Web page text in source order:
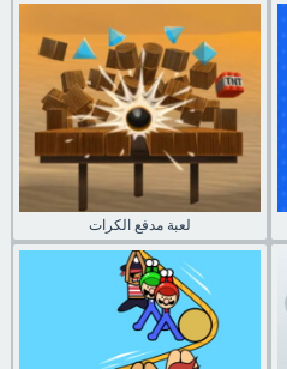
لعبة مدفع الكرات